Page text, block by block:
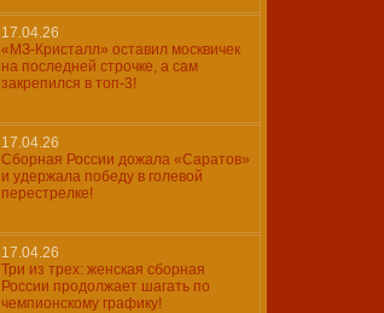
17.04.26
«МЗ-Кристалл» оставил москвичек
на последней строчке, а сам
закрепился в топ-3!
17.04.26
Сборная России дожала «Саратов»
и удержала победу в голевой
перестрелке!
17.04.26
Три из трех: женская сборная
России продолжает шагать по
чемпионскому графику!